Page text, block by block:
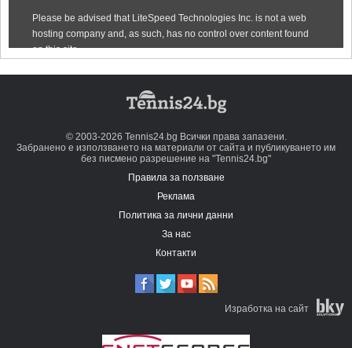
© 2003-2026 Tennis24.bg Всички права запазени.
Забранено е използването на материали от сайта и публикуването им
без писмено разрешение на "Tennis24.bg"
Правила за ползване
Реклама
Политика за лични данни
За нас
Контакти
Изработка на сайт